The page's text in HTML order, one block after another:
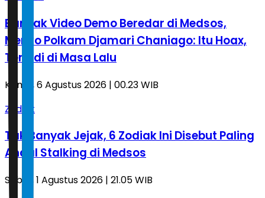
Banyak Video Demo Beredar di Medsos,
Menko Polkam Djamari Chaniago: Itu Hoax,
Terjadi di Masa Lalu
Kamis, 6 Agustus 2026 | 00.23 WIB
Zodiak
Tak Banyak Jejak, 6 Zodiak Ini Disebut Paling
Andal Stalking di Medsos
Sabtu, 1 Agustus 2026 | 21.05 WIB